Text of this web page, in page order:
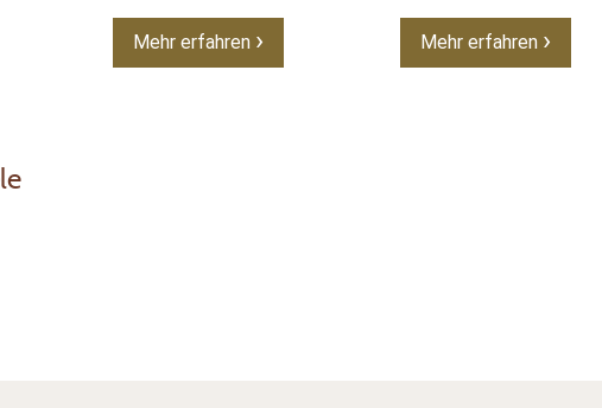
Mehr erfahren Mehr erfahren